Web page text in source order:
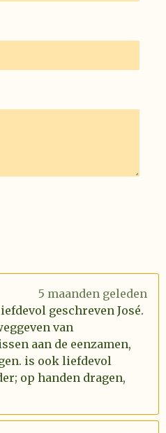
5 maanden geleden
geschreven José.
van
aan de eenzamen,
is ook liefdevol
op handen dragen,